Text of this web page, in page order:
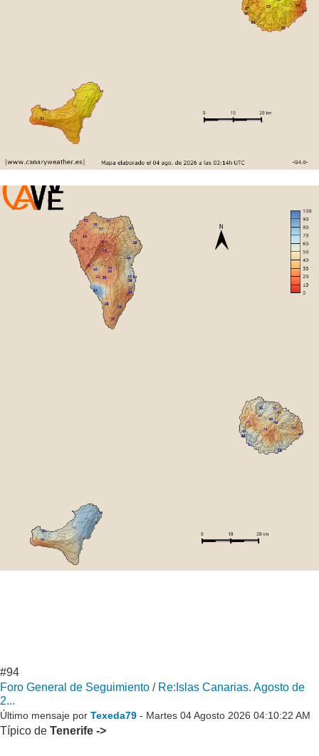
#94
Foro General de Seguimiento / Re:Islas Canarias. Agosto de
2...
Último mensaje por Texeda79 - Martes 04 Agosto 2026 04:10:22 AM
Típico de Tenerife ->